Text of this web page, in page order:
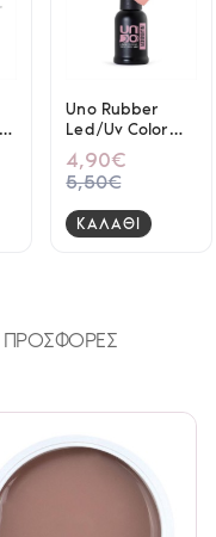
Uno Rubber
Led/Uv Color
Base R5 8ml
4,90€
5,50€
ΚΑΛΑΘΙ
ΠΡΟΣΦΟΡΕΣ